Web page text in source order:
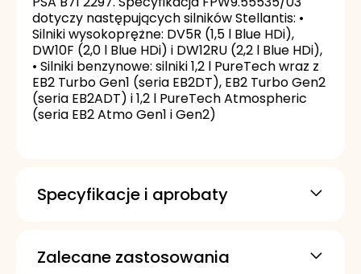
dotyczy następujących silników Stellantis: •
Silniki wysokoprężne: DV5R (1,5 l Blue HDi),
DW10F (2,0 l Blue HDi) i DW12RU (2,2 l Blue HDi),
• Silniki benzynowe: silniki 1,2 l PureTech wraz z
EB2 Turbo Gen1 (seria EB2DT), EB2 Turbo Gen2
(seria EB2ADT) i 1,2 l PureTech Atmospheric
(seria EB2 Atmo Gen1 i Gen2)
Specyfikacje i aprobaty
MB-Approval 229.51
Zalecane zastosowania